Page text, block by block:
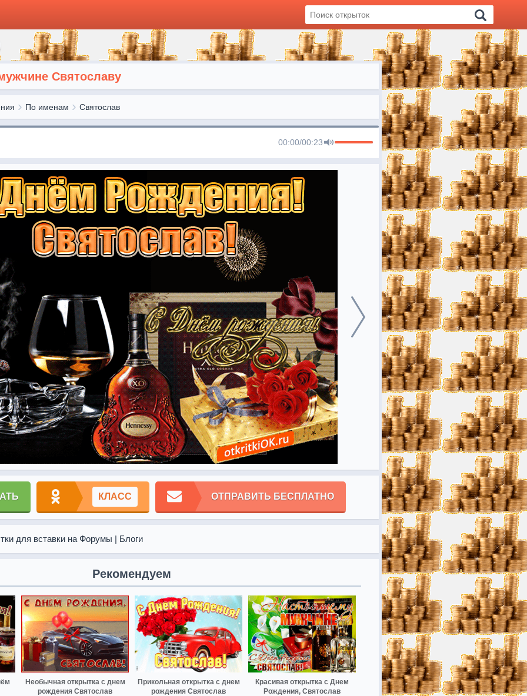
Святославу
По именам Святослав
00:00/00:23
КЛАСС ОТПРАВИТЬ БЕСПЛАТНО
для вставки на Форумы | Блоги
Рекомендуем
Необычная открытка с днем
рождения Святослав
Прикольная открытка с днем
рождения Святослав
Красивая открытка с Днем
Рождения, Святослав